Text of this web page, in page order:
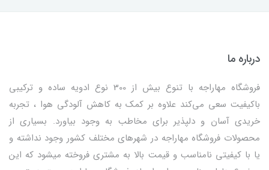
درباره ما
فروشگاه مهاراجه با تنوع بیش از 300 نوع ادویه ساده و ترکیبی
باکیفیت سعی می‌کند علاوه بر کمک به کاهش آلودگی هوا ، تجربه
خریدی آسان و دلپذیر برای مخاطب به وجود بیاورد. بسیاری از
محصولات فروشگاه مهاراجه در شهرهای مختلف کشور وجود نداشته و
یا با کیفیتی نامناسب و قیمت بالا به مشتری فروخته میشود که این